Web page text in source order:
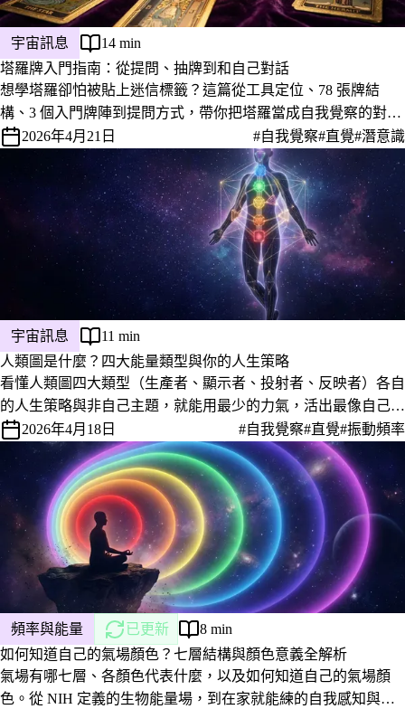
宇宙訊息
14 min
塔羅牌入門指南：從提問、抽牌到和自己對話
想學塔羅卻怕被貼上迷信標籤？這篇從工具定位、78 張牌結
構、3 個入門牌陣到提問方式，帶你把塔羅當成自我覺察的對話
工具，不神化也不輕看。
2026年4月21日 #自我覺察#直覺#潛意識
宇宙訊息
11 min
人類圖是什麼？四大能量類型與你的人生策略
看懂人類圖四大類型（生產者、顯示者、投射者、反映者）各自
的人生策略與非自己主題，就能用最少的力氣，活出最像自己的
樣子。2026年4月18日 #自我覺察#直覺#振動頻率
頻率與能量 已更新
8 min
如何知道自己的氣場顏色？七層結構與顏色意義全解析
氣場有哪七層、各顏色代表什麼，以及如何知道自己的氣場顏
色。從 NIH 定義的生物能量場，到在家就能練的自我感知與淨